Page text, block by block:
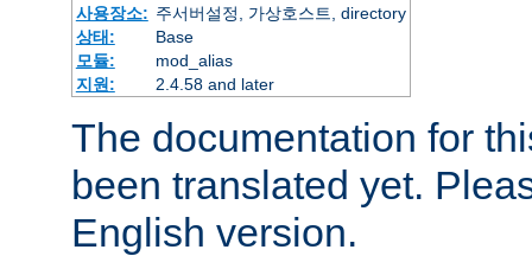
사용장소: 주서버설정, 가상호스트, directory
상태:
Base
모듈:
mod_alias
지원:
2.4.58 and later
The documentation for
been translated yet.
English version.